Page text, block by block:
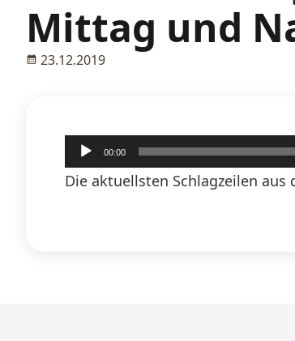
Mittag und
23.12.2019
Audio-
Player
00:00
Die aktuellsten Schlagzeilen aus